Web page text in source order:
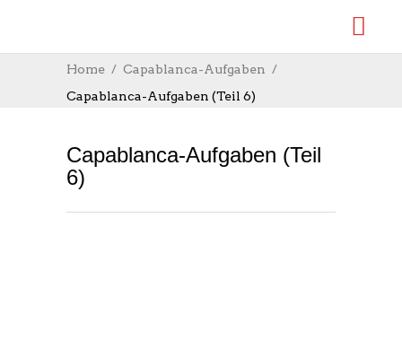
Home
Capablanca-Aufgaben
Capablanca-Aufgaben (Teil 6)
Capablanca-Aufgaben (Teil
6)